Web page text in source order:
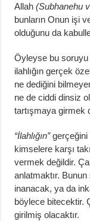
Allah(Subhanehu
bunların Onun işi
olduğunu da
Öyleyse bu
ilahlığın gerçek
ne dediğini
ne de ciddi dinsiz
tartışmaya girmek
“İlahlığın”gerçeğini
kimselere karşı
vermek değildir.
anlatmaktır.
inanacak, ya da
böylece bitecektir.
girilmiş olacaktır.